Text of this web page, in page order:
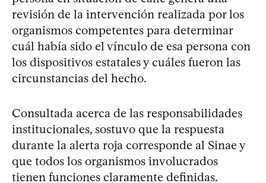
revisión de la intervención realizada por los
organismos competentes para determinar
cuál había sido el vínculo de esa persona con
los dispositivos estatales y cuáles fueron las
circunstancias del hecho.
Consultada acerca de las responsabilidades
institucionales, sostuvo que la respuesta
durante la alerta roja corresponde al Sinae y
que todos los organismos involucrados
tienen funciones claramente definidas.